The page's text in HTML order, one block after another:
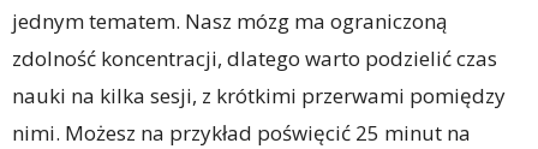
jednym tematem. Nasz mózg ma ograniczoną
zdolność koncentracji, dlatego warto podzielić czas
nauki na kilka sesji, z krótkimi przerwami pomiędzy
nimi. Możesz na przykład poświęcić 25 minut na